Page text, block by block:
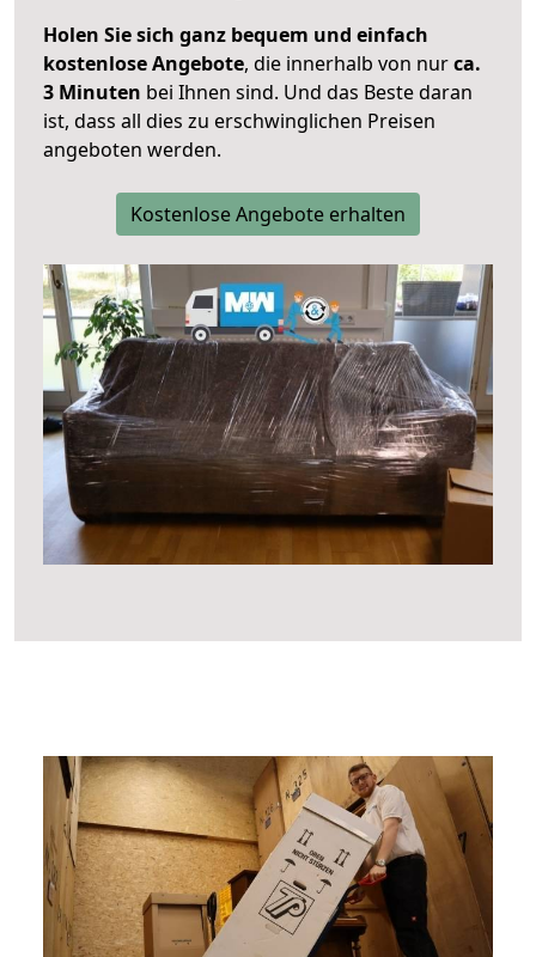
Holen Sie sich ganz bequem und einfach
kostenlose Angebote, die innerhalb von nurca.
3 Minuten bei Ihnen sind. Und das Beste daran
ist, dass all dies zu erschwinglichen Preisen
angeboten werden.
Kostenlose Angebote erhalten